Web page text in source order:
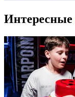
Интересные